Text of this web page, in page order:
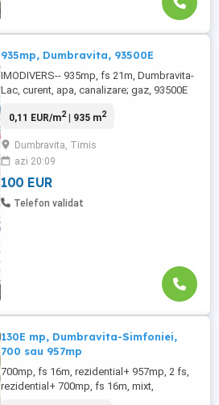
935mp, Dumbravita, 93500E
IMODIVERS-- 935mp, fs 21m, Dumbravita-
Lac, curent, apa, canalizare; gaz, 93500E
0,11 EUR/m2| 935 m2
Dumbravita, Timis
azi 20:09
100 EUR
Telefon validat
130E mp, Dumbravita-Simfoniei,
700 sau 957mp
700mp, fs 16m, rezidential+ 957mp, 2 fs,
rezidential+ 700mp, fs 16m, mixt,